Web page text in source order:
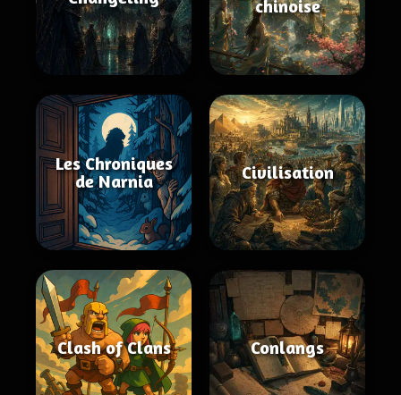
chinoise
Les Chroniques
de Narnia
Civilisation
Clash of Clans Conlangs